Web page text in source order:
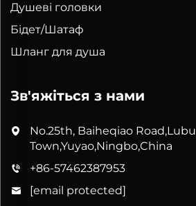
Душеві головки
Бідет/Шатаф
Шланг для душа
Зв'яжіться з нами
No.25th, Baiheqiao Road,Lubu
Town,Yuyao,Ningbo,China
+86-57462387953
[email protected]